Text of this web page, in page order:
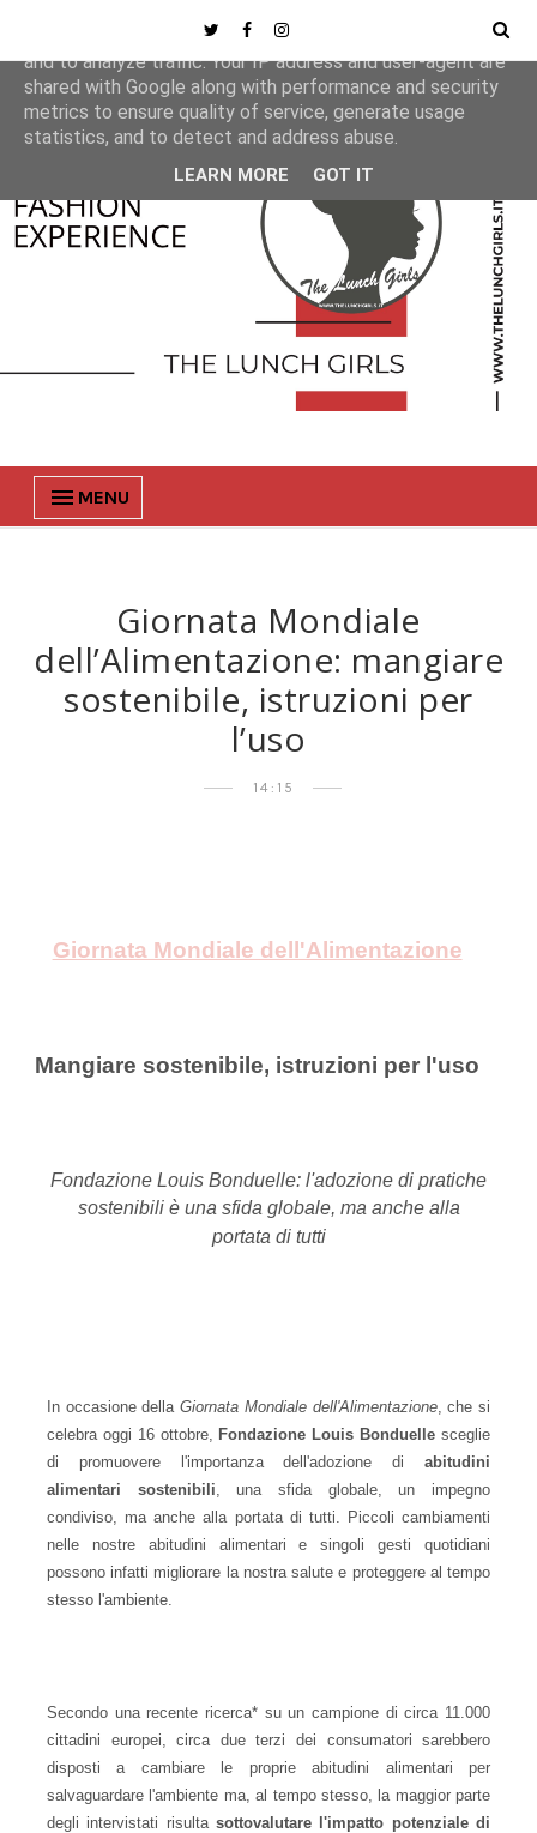
MENU
Giornata Mondiale
dell’Alimentazione: mangiare
sostenibile, istruzioni per
l’uso
14:15
Giornata Mondiale dell'Alimentazione
Mangiare sostenibile, istruzioni per l'uso
Fondazione Louis Bonduelle: l'adozione di pratiche
sostenibili è una sfida globale, ma anche alla
portata di tutti
In occasione dellaGiornata Mondiale dell'Alimentazione, che si
celebra oggi 16 ottobre, Fondazione Louis Bonduelle sceglie
di promuovere l'importanza dell'adozione diabitudini
alimentari sostenibili, una sfida globale, un impegno
condiviso, ma anche alla portata di tutti. Piccoli cambiamenti
nelle nostre abitudini alimentari e singoli gesti quotidiani
possono infatti migliorare la nostra salute e proteggere al tempo
stesso l'ambiente.
Secondo una recente ricerca* su un campione di circa 11.000
cittadini europei, circa due terzi dei consumatori sarebbero
disposti a cambiare le proprie abitudini alimentari per
salvaguardare l'ambiente ma, al tempo stesso, la maggior parte
degli intervistati risultasottovalutare l'impatto potenziale di
This site uses cookies from Google to deliver its services
and to analyze traffic. Your IP address and user-agent are
shared with Google along with performance and security
metrics to ensure quality of service, generate usage
statistics, and to detect and address abuse.
LEARN MORE GOT IT